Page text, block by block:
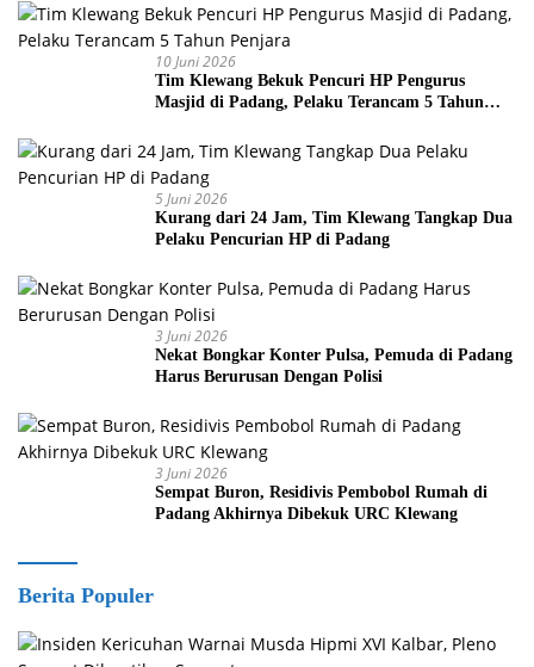
10 Juni 2026
Tim Klewang Bekuk Pencuri HP Pengurus
Masjid di Padang, Pelaku Terancam 5 Tahun
5 Juni 2026
Kurang dari 24 Jam, Tim Klewang Tangkap Dua
Pelaku Pencurian HP di Padang
3 Juni 2026
Nekat Bongkar Konter Pulsa, Pemuda di Padang
Harus Berurusan Dengan Polisi
3 Juni 2026
Sempat Buron, Residivis Pembobol Rumah di
Padang Akhirnya Dibekuk URC Klewang
Berita Populer